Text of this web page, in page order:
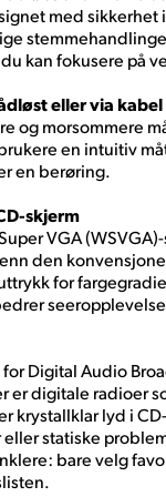
med
kan fokusere på
eller via kabel
og morsommere
en intuitiv
en berøring.
skjerm
VGA
den
for
for Digital Audio
er digitale radioer
krystallklar lyd i
statiske
bare velg